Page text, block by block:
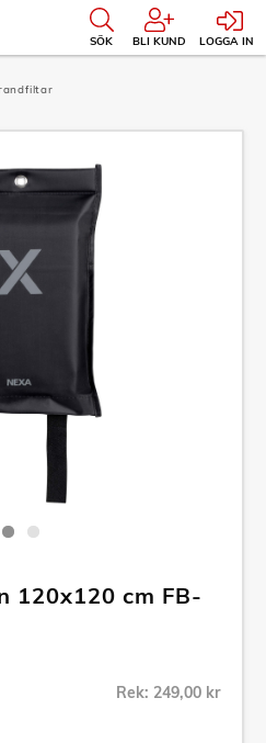
SÖK BLI KUND LOGGA IN
120x120 cm FB-
Rek: 249,00 kr